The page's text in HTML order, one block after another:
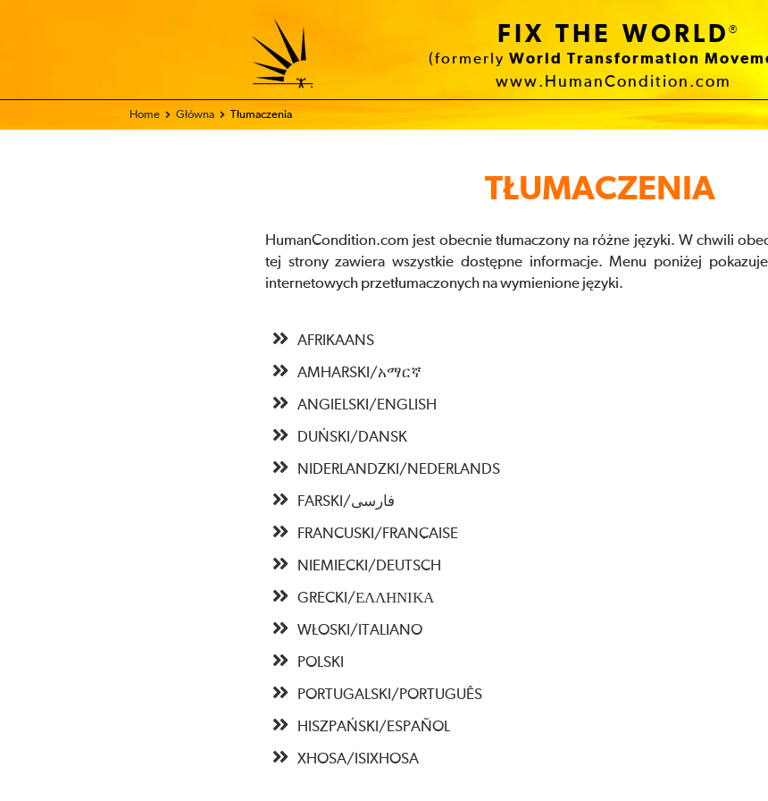
FIX THE WORLD®
(formerly World Transformation
www.HumanCondition.com
Home Główna Tłumaczenia
TŁUMACZENIA
HumanCondition.com jest obecnie tłumaczony na różne języki. W chwili
tej strony zawiera wszystkie dostępne informacje. Menu poniżej
internetowych przetłumaczonych na wymienione języki.
AFRIKAANS
AMHARSKI/አማርኛ
ANGIELSKI/ENGLISH
DUŃSKI/DANSK
NIDERLANDZKI/NEDERLANDS
FARSKI/فارسی
FRANCUSKI/FRANÇAISE
NIEMIECKI/DEUTSCH
GRECKI/ΕΛΛΗΝΙΚΑ
WŁOSKI/ITALIANO
POLSKI
PORTUGALSKI/PORTUGUÊS
HISZPAŃSKI/ESPAÑOL
XHOSA/ISIXHOSA